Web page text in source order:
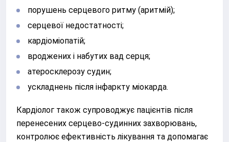
порушень серцевого ритму (аритмій);
серцевої недостатності;
кардіоміопатій;
вроджених і набутих вад серця;
атеросклерозу судин;
ускладнень після інфаркту міокарда.
Кардіолог також супроводжує пацієнтів після
перенесених серцево-судинних захворювань,
контролює ефективність лікування та допомагає